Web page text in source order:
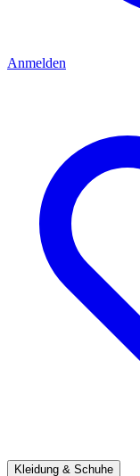
Anmelden
Kleidung & Schuhe